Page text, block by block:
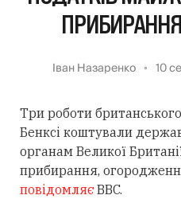
Іван Назаренко 10
Три роботи
Бенксі коштували
органам Великої
прибирання,
повідомляєBBC.